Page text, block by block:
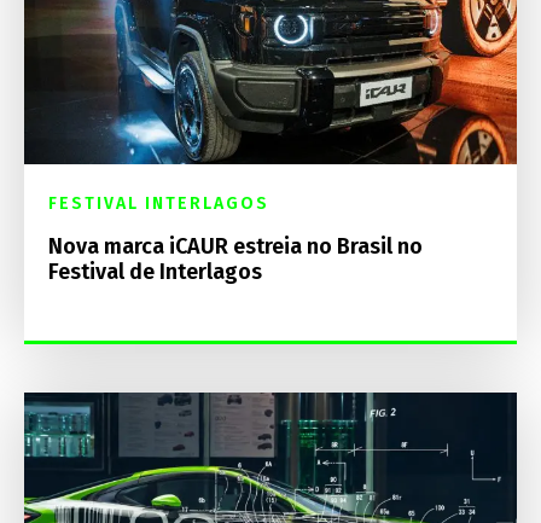
FESTIVAL INTERLAGOS
Nova marca iCAUR estreia no Brasil no
Festival de Interlagos